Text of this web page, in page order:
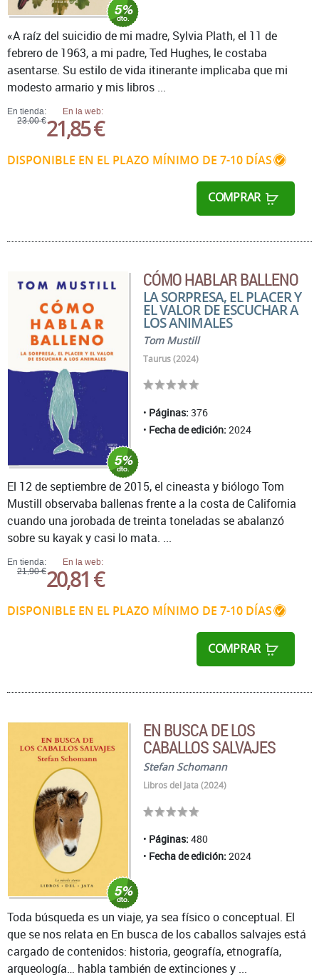
En tienda:
23,00 €
En la web:
21,85 €
DISPONIBLE EN EL PLAZO MÍNIMO DE 7-10 DÍAS
COMPRAR
«A raíz del suicidio de mi madre, Sylvia Plath, el 11 de
febrero de 1963, a mi padre, Ted Hughes, le costaba
asentarse. Su estilo de vida itinerante implicaba que mi
modesto armario y mis libros ...
CÓMO HABLAR BALLENO
LA SORPRESA, EL PLACER Y
EL VALOR DE ESCUCHAR A
LOS ANIMALES
Tom Mustill
Taurus (2024)
Páginas: 376
Fecha de edición: 2024
En tienda:
21,90 €
En la web:
20,81 €
DISPONIBLE EN EL PLAZO MÍNIMO DE 7-10 DÍAS
COMPRAR
El 12 de septiembre de 2015, el cineasta y biólogo Tom
Mustill observaba ballenas frente a la costa de California
cuando una jorobada de treinta toneladas se abalanzó
sobre su kayak y casi lo mata. ...
EN BUSCA DE LOS
CABALLOS SALVAJES
Stefan Schomann
Libros del Jata (2024)
Páginas: 480
Fecha de edición: 2024
Toda búsqueda es un viaje, ya sea físico o conceptual. El
que se nos relata en En busca de los caballos salvajes está
cargado de contenidos: historia, geografía, etnografía,
arqueología… habla también de extinciones y ...